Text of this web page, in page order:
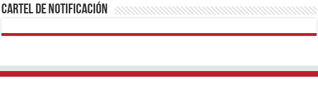
Cartel de Notificación